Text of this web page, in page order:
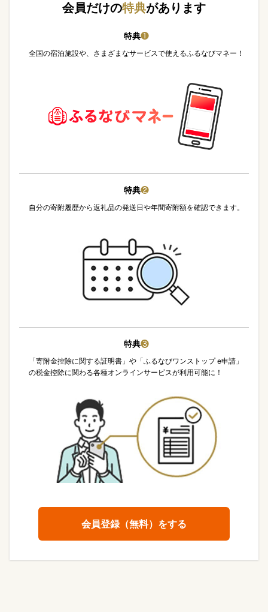
会員だけの特典があります
特典❶
全国の宿泊施設や、さまざまなサービスで使えるふるなびマネー！
特典❷
自分の寄附履歴から返礼品の発送日や年間寄附額を確認できます。
特典❸
「寄附金控除に関する証明書」や「ふるなびワンストップ e申請」
の税金控除に関わる各種オンラインサービスが利用可能に！
会員登録（無料）をする